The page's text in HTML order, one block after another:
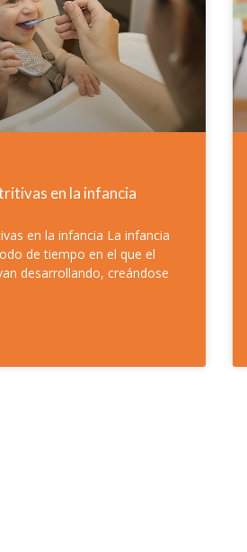
en la infancia
en la infancia La infancia
de tiempo en el que el
desarrollando, creándose